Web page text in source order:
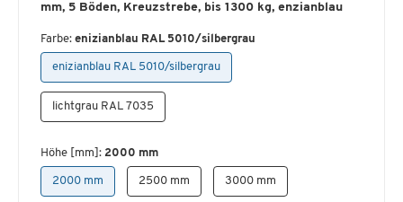
mm, 5 Böden, Kreuzstrebe, bis 1300 kg, enzianblau
Farbe: enizianblau RAL 5010/silbergrau
enizianblau RAL 5010/silbergrau
lichtgrau RAL 7035
Höhe [mm]: 2000 mm
2000 mm 2500 mm 3000 mm